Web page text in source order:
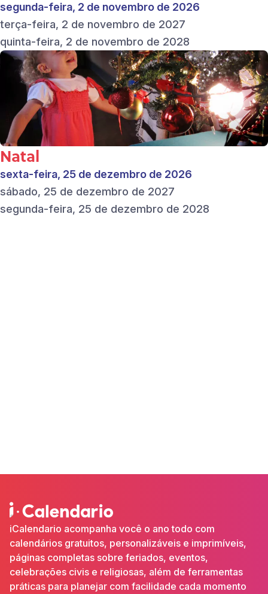
segunda-feira, 2 de novembro de 2026
terça-feira, 2 de novembro de 2027
quinta-feira, 2 de novembro de 2028
Natal
sexta-feira, 25 de dezembro de 2026
sábado, 25 de dezembro de 2027
segunda-feira, 25 de dezembro de 2028
iCalendario acompanha você o ano todo com
calendários gratuitos, personalizáveis e imprimíveis,
páginas completas sobre feriados, eventos,
celebrações civis e religiosas, além de ferramentas
práticas para planejar com facilidade cada momento